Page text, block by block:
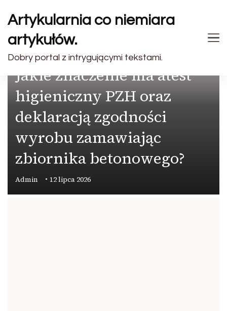
Artykularnia co niemiara
artykułów.
Dobry portal z intrygującymi tekstami.
PRZEMYSŁ
Jakie znaczenie ma atest
higieniczny PZH oraz
deklaracją zgodności
wyrobu zamawiając
zbiornika betonowego?
Admin 12 lipca 2026